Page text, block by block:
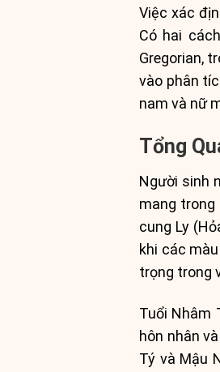
Việc xác
Có hai
Gregorian,
vào phân
nam và nữ
Tổng
Người sinh
mang
cung Ly
khi các
trọng trong
Tuổi Nhâm
hôn nhân
Tý và Mậu